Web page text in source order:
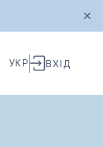
УКР ВХІД